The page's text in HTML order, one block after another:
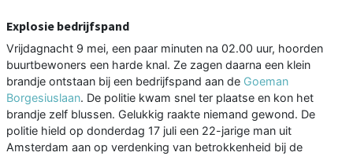
Explosie bedrijfspand
Vrijdagnacht 9 mei, een paar minuten na 02.00 uur, hoorden
buurtbewoners een harde knal. Ze zagen daarna een klein
brandje ontstaan bij een bedrijfspand aan de Goeman
Borgesiuslaan. De politie kwam snel ter plaatse en kon het
brandje zelf blussen. Gelukkig raakte niemand gewond. De
politie hield op donderdag 17 juli een 22-jarige man uit
Amsterdam aan op verdenking van betrokkenheid bij de